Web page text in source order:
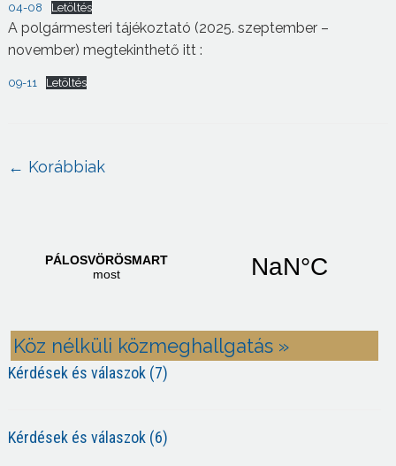
Köz nélküli közmeghallgatás »
Kérdések és válaszok (7)
Kérdések és válaszok (6)
04-08 Letöltés
A polgármesteri tájékoztató (2025. szeptember –
november) megtekinthető itt :
09-11 Letöltés
Post navigation
← Korábbiak